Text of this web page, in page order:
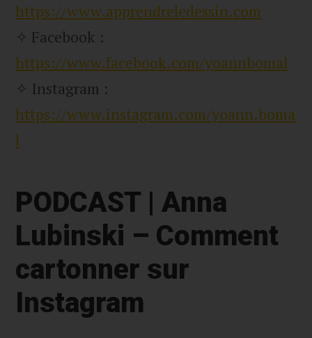
https://www.apprendreledessin.com
✧ Facebook :
https://www.facebook.com/yoannbomal
✧ Instagram :
https://www.instagram.com/yoann.boma
l
PODCAST | Anna
Lubinski – Comment
cartonner sur
Instagram